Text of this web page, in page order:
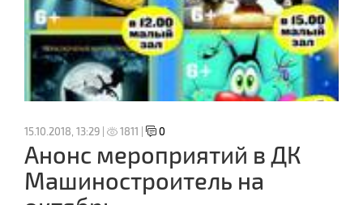
15.10.2018, 13:29 | 1811 | 0
Анонс мероприятий в ДК
Машиностроитель на